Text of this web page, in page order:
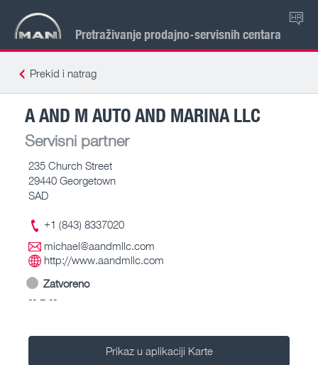
Pretraživanje prodajno-servisnih centara
HR
Prekid i natrag
A AND M AUTO AND MARINA LLC
Servisni partner
235 Church Street
29440 Georgetown
SAD
+1 (843) 8337020
michael@aandmllc.com
http://www.aandmllc.com
Zatvoreno
-- – --
Prikaz u aplikaciji Karte